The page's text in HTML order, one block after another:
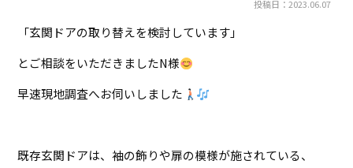
投稿日：2023.06.07
「玄関ドアの取り替えを検討しています」
とご相談をいただきましたN様
早速現地調査へお伺いしました
既存玄関ドアは、袖の飾りや扉の模様が施されている、